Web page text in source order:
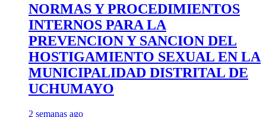
NORMAS Y PROCEDIMIENTOS
INTERNOS PARA LA
PREVENCION Y SANCION DEL
HOSTIGAMIENTO SEXUAL EN LA
MUNICIPALIDAD DISTRITAL DE
UCHUMAYO
2 semanas ago